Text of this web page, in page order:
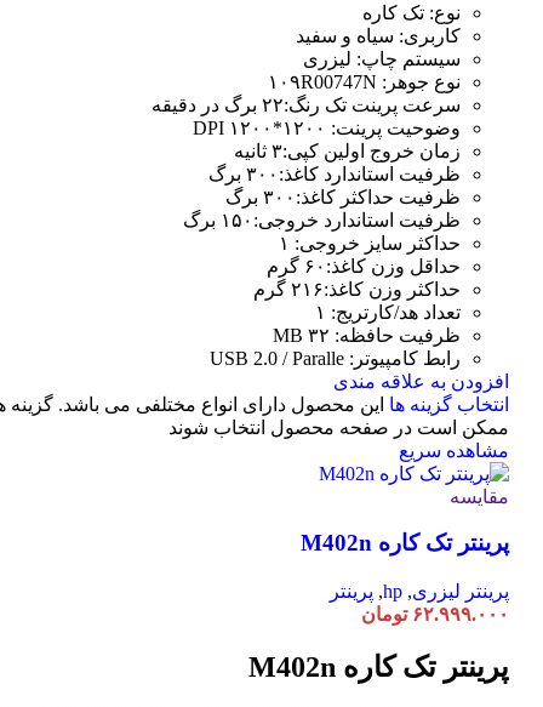
نوع: تک کاره
کاربری: سیاه و سفید
سیستم چاپ: لیزری
نوع جوهر: ۱۰۹R00747N
سرعت پرینت تک رنگ:۲۲ برگ در دقیقه
وضوحیت پرینت: ۱۲۰۰*۱۲۰۰ DPI
زمان خروج اولین کپی:۳ ثانیه
ظرفیت استاندارد کاغذ:۳۰۰ برگ
ظرفیت حداکثر کاغذ:۳۰۰ برگ
ظرفیت استاندارد خروجی:۱۵۰ برگ
حداکثر سایز خروجی: ۱
حداقل وزن کاغذ:۶۰ گرم
حداکثر وزن کاغذ:۲۱۶ گرم
تعداد هد/کارتریج: ۱
ظرفیت حافظه: ۳۲ MB
رابط کامپیوتر: USB 2.0 / Paralle
افزودن به علاقه مندی
انتخاب گزینه ها این محصول دارای انواع مختلفی می باشد. گزینه
ممکن است در صفحه محصول انتخاب شوند
مشاهده سریع
مقایسه
پرینتر تک کاره M402n
پرینتر لیزری,
hp
, پرینتر
۶۲.۹۹۹.۰۰۰ تومان
پرینتر تک کاره M402n